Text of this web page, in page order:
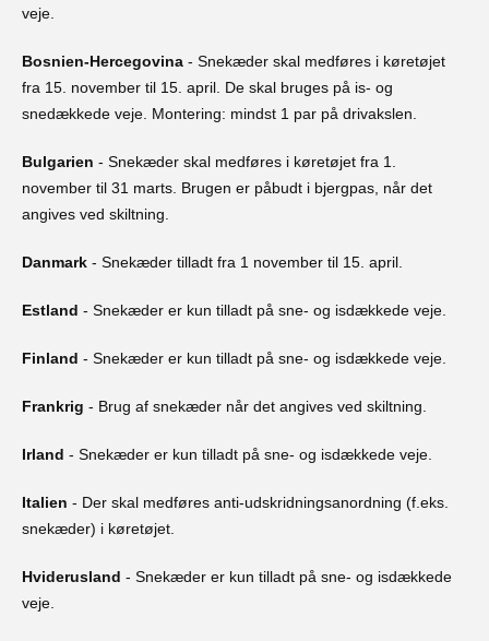
veje.
Bosnien-Hercegovina - Snekæder skal medføres i køretøjet
fra 15. november til 15. april. De skal bruges på is- og
snedækkede veje. Montering: mindst 1 par på drivakslen.
Bulgarien - Snekæder skal medføres i køretøjet fra 1.
november til 31 marts. Brugen er påbudt i bjergpas, når det
angives ved skiltning.
Danmark - Snekæder tilladt fra 1 november til 15. april.
Estland - Snekæder er kun tilladt på sne- og isdækkede veje.
Finland - Snekæder er kun tilladt på sne- og isdækkede veje.
Frankrig - Brug af snekæder når det angives ved skiltning.
Irland - Snekæder er kun tilladt på sne- og isdækkede veje.
Italien - Der skal medføres anti-udskridningsanordning (f.eks.
snekæder) i køretøjet.
Hviderusland - Snekæder er kun tilladt på sne- og isdækkede
veje.